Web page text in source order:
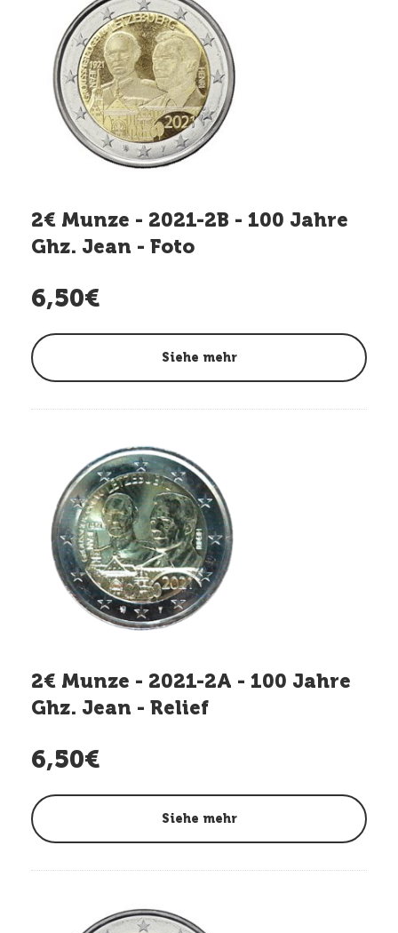
2€ Munze - 2021-2B - 100 Jahre
Ghz. Jean - Foto
6,50€
Siehe mehr
2€ Munze - 2021-2A - 100 Jahre
Ghz. Jean - Relief
6,50€
Siehe mehr